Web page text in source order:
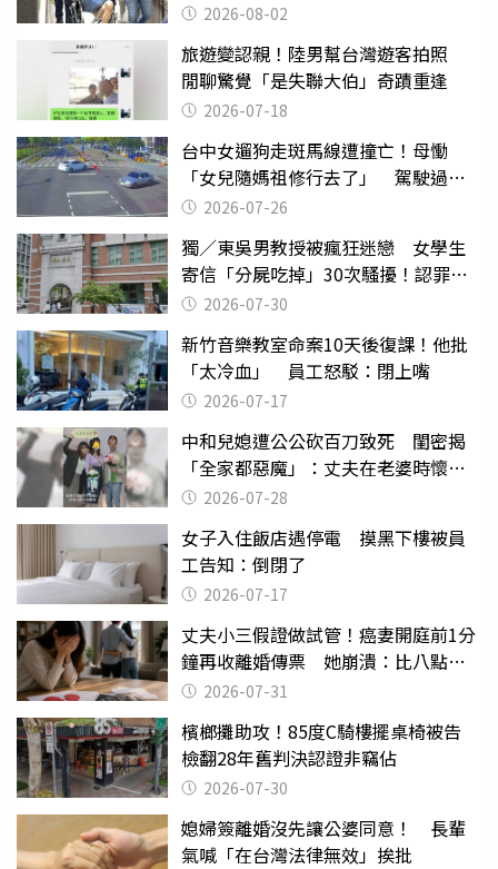
2026-08-02
旅遊變認親！陸男幫台灣遊客拍照
閒聊驚覺「是失聯大伯」奇蹟重逢
2026-07-18
台中女遛狗走斑馬線遭撞亡！母慟
「女兒隨媽祖修行去了」 駕駛過失
致死判9月
2026-07-26
獨／東吳男教授被瘋狂迷戀 女學生
寄信「分屍吃掉」30次騷擾！認罪免
關 2026-07-30
新竹音樂教室命案10天後復課！他批
「太冷血」 員工怒駁：閉上嘴
2026-07-17
中和兒媳遭公公砍百刀致死 閨密揭
「全家都惡魔」：丈夫在老婆時懷孕
摔東西
2026-07-28
女子入住飯店遇停電 摸黑下樓被員
工告知：倒閉了
2026-07-17
丈夫小三假證做試管！癌妻開庭前1分
鐘再收離婚傳票 她崩潰：比八點檔
還扯2026-07-31
檳榔攤助攻！85度C騎樓擺桌椅被告
檢翻28年舊判決認證非竊佔
2026-07-30
媳婦簽離婚沒先讓公婆同意！ 長輩
氣喊「在台灣法律無效」挨批